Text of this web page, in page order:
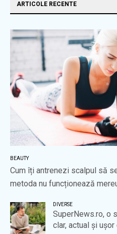
ARTICOLE RECENTE
BEAUTY
Cum îți antrenezi scalpul să
metoda nu funcționează
DIVERSE
SuperNews.ro, o
clar, actual și